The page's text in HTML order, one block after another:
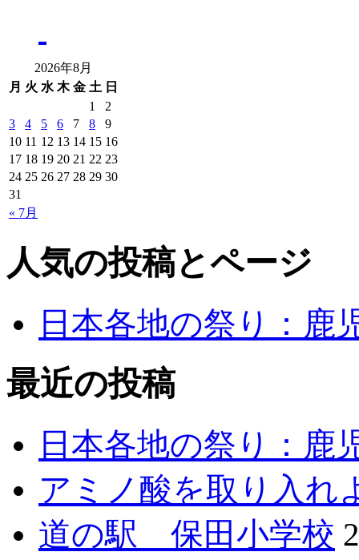
2026年8月
月 火 水 木 金 土 日
« 7月
1
2
3
4 5 6 7 8
9
10 11 12 13 14 15 16
17 18 19 20 21 22 23
24 25 26 27 28 29 30
31
人気の投稿とページ
日本各地の祭り：鹿
最近の投稿
日本各地の祭り：鹿
アミノ酸を取り入れ
道の駅 保田小学校